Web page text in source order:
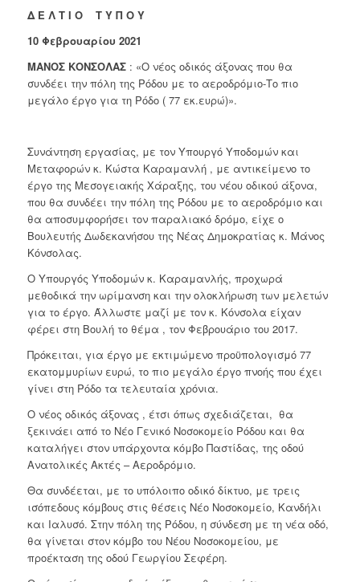
Δ Ε Λ Τ Ι Ο Τ Υ Π Ο Υ
10 Φεβρουαρίου 2021
ΜΑΝΟΣ ΚΟΝΣΟΛΑΣ: «Ο νέος οδικός άξονας που θα
συνδέει την πόλη της Ρόδου με το αεροδρόμιο-Το πιο
μεγάλο έργο για τη Ρόδο ( 77 εκ.ευρώ)».
Συνάντηση εργασίας, με τον Υπουργό Υποδομών και
Μεταφορών κ. Κώστα Καραμανλή , με αντικείμενο το
έργο της Μεσογειακής Χάραξης, του νέου οδικού άξονα,
που θα συνδέει την πόλη της Ρόδου με το αεροδρόμιο και
θα αποσυμφορήσει τον παραλιακό δρόμο, είχε ο
Βουλευτής Δωδεκανήσου της Νέας Δημοκρατίας κ. Μάνος
Κόνσολας.
Ο Υπουργός Υποδομών κ. Καραμανλής, προχωρά
μεθοδικά την ωρίμανση και την ολοκλήρωση των μελετών
για το έργο. Άλλωστε μαζί με τον κ. Κόνσολα είχαν
φέρει στη Βουλή το θέμα , τον Φεβρουάριο του 2017.
Πρόκειται, για έργο με εκτιμώμενο προϋπολογισμό 77
εκατομμυρίων ευρώ, το πιο μεγάλο έργο πνοής που έχει
γίνει στη Ρόδο τα τελευταία χρόνια.
Ο νέος οδικός άξονας , έτσι όπως σχεδιάζεται, θα
ξεκινάει από το Νέο Γενικό Νοσοκομείο Ρόδου και θα
καταλήγει στον υπάρχοντα κόμβο Παστίδας, της οδού
Ανατολικές Ακτές – Αεροδρόμιο.
Θα συνδέεται, με το υπόλοιπο οδικό δίκτυο, με τρεις
ισόπεδους κόμβους στις θέσεις Νέο Νοσοκομείο, Κανδήλι
και Ιαλυσό. Στην πόλη της Ρόδου, η σύνδεση με τη νέα οδό,
θα γίνεται στον κόμβο του Νέου Νοσοκομείου, με
προέκταση της οδού Γεωργίου Σεφέρη.